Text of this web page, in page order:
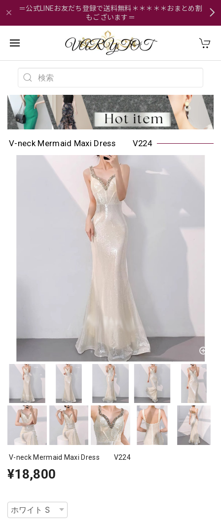
＝公式LINEお友だち登録で送料無料＊＊＊＊＊おまとめ割
もございます＝
V-neck Mermaid Maxi Dress V224
V-neck Mermaid Maxi Dress V224
¥18,800